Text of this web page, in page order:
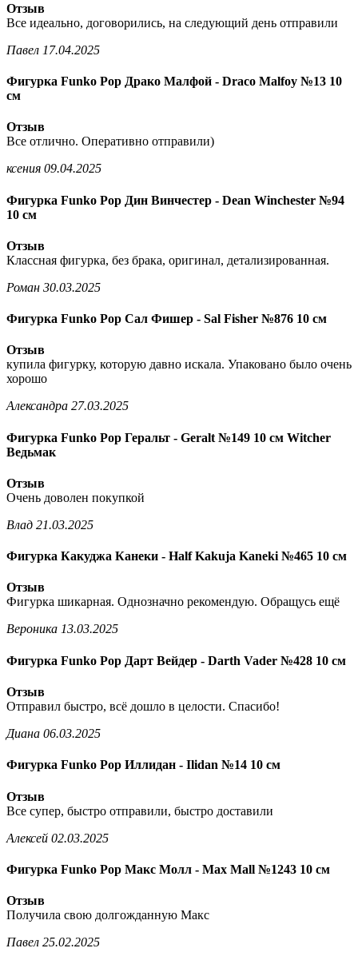
Отзыв
Все идеально, договорились, на следующий день отправили
Павел 17.04.2025
Фигурка Funko Pop Драко Малфой - Draco Malfoy №13 10
см
Отзыв
Все отлично. Оперативно отправили)
ксения 09.04.2025
Фигурка Funko Pop Дин Винчестер - Dean Winchester №94
10 см
Отзыв
Классная фигурка, без брака, оригинал, детализированная.
Роман 30.03.2025
Фигурка Funko Pop Сал Фишер - Sal Fisher №876 10 см
Отзыв
купила фигурку, которую давно искала. Упаковано было очень
хорошо
Александра 27.03.2025
Фигурка Funko Pop Геральт - Geralt №149 10 см Witcher
Ведьмак
Отзыв
Очень доволен покупкой
Влад 21.03.2025
Фигурка Какуджа Канеки - Half Kakuja Kaneki №465 10 см
Отзыв
Фигурка шикарная. Однозначно рекомендую. Обращусь ещё
Вероника 13.03.2025
Фигурка Funko Pop Дарт Вейдер - Darth Vader №428 10 см
Отзыв
Отправил быстро, всё дошло в целости. Спасибо!
Диана 06.03.2025
Фигурка Funko Pop Иллидан - Ilidan №14 10 см
Отзыв
Все супер, быстро отправили, быстро доставили
Алексей 02.03.2025
Фигурка Funko Pop Макс Молл - Max Mall №1243 10 см
Отзыв
Получила свою долгожданную Макс
Павел 25.02.2025